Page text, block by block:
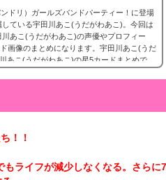
ドリ）ガールズバンドパーティー！に登場
ている宇田川あこ(うだがわあこ)。今回は
川あこ(うだがわあこ)の声優やプロフィー
画像のまとめになります。宇田川あこ(うだ
あこ(うだがわあこ)の星5カードまとめで
！！
ライフが減少しなくなる。さらに7